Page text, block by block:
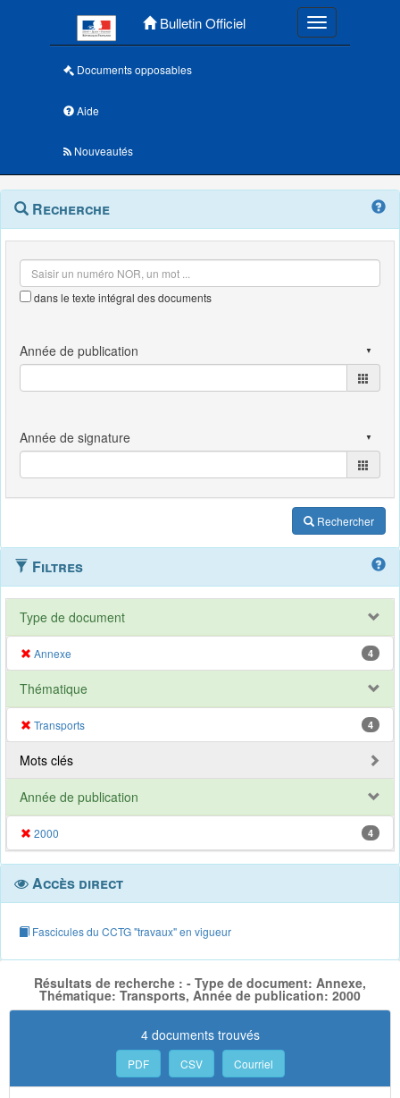
Bulletin Officiel Toggle
Documents opposables
Aide
Nouveautés
Navigation
outils
Menu
contextuel
Recherche
dans le texte intégral des documents
Rechercher
Filtres
Type de document
Annexe 4
Thématique
Transports 4
Mots clés
Année de publication
2000 4
Accès direct
Fascicules du CCTG "travaux" en vigueur
Résultats de recherche : - Type de document: Annexe,
Thématique: Transports, Année de publication: 2000
4 documents trouvés
PDF CSV Courriel